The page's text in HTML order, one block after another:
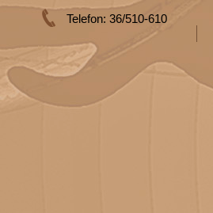
Telefon: 36/510-610